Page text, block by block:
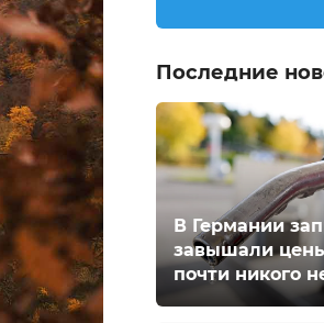
Последние
В Германии
завышали
почти никого